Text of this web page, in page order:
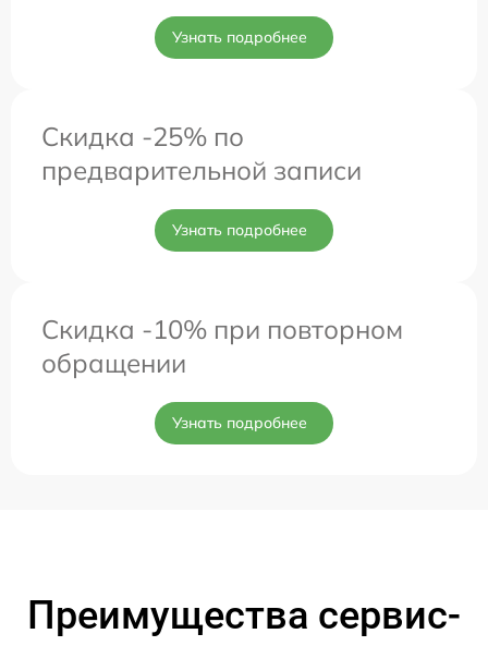
Узнать подробнее
Скидка -25% по
предварительной записи
Узнать подробнее
Скидка -10% при повторном
обращении
Узнать подробнее
Преимущества сервис-